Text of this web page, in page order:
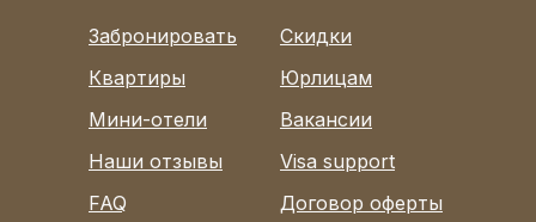
FAQ
Наши отзывы
Мини-отели
Квартиры
Забронировать
Вакансии
Visa support
Юрлицам
Скидки
Договор оферты